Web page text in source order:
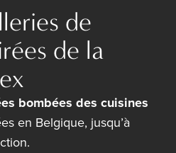
de
de la
bombées des cuisines
en Belgique, jusqu’à